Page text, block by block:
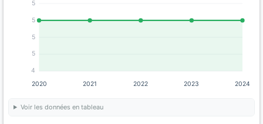
4
5
5
5
5
2020 2021 2022 2023 2024
Voir les données en tableau